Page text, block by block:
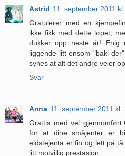
Astrid 11. september 2011
Gratulerer med en
ikke fikk med dette løpet,
dukker opp neste år!
liggende litt ensom "baki
synes at alt det andre veier
Svar
Anna 11. september 2011 kl.
Grattis med vel
for at dine småjenter er
eldstejenta er fin og lett på
litt motvillig prestasjon.